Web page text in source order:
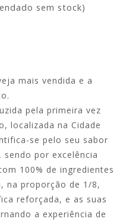
sem stock)
mais vendida e a
pela primeira vez
localizada na Cidade
se pelo seu sabor
por excelência
100% de ingredientes
na proporção de 1/8,
reforçada, e as suas
a experiência de